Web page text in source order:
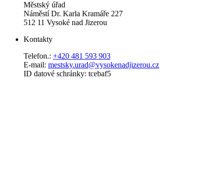
Městský úřad
Náměstí Dr. Karla Kramáře 227
512 11 Vysoké nad Jizerou
Kontakty
Telefon.: +420 481 593 903
E-mail: mestsky.urad@vysokenadjizerou.cz
ID datové schránky: tcebaf5